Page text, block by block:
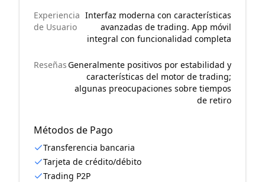
Experiencia
de Usuario
Interfaz moderna con características
avanzadas de trading. App móvil
integral con funcionalidad completa
ReseñasGeneralmente positivos por estabilidad y
características del motor de trading;
algunas preocupaciones sobre tiempos
de retiro
Métodos de Pago
Transferencia bancaria
Tarjeta de crédito/débito
Trading P2P